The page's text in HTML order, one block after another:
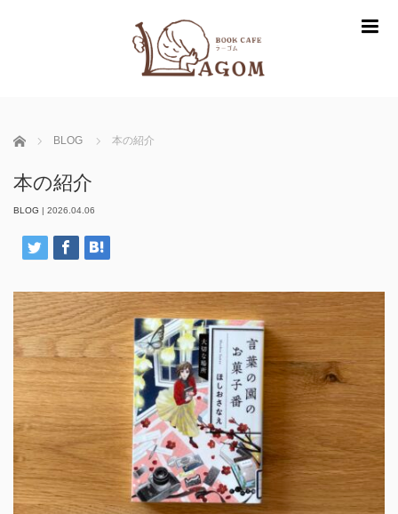
ホーム BLOG 本の紹介
本の紹介
BLOG | 2026.04.06